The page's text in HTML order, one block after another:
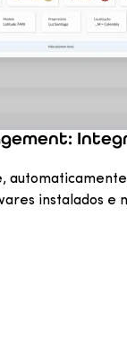
instalados e